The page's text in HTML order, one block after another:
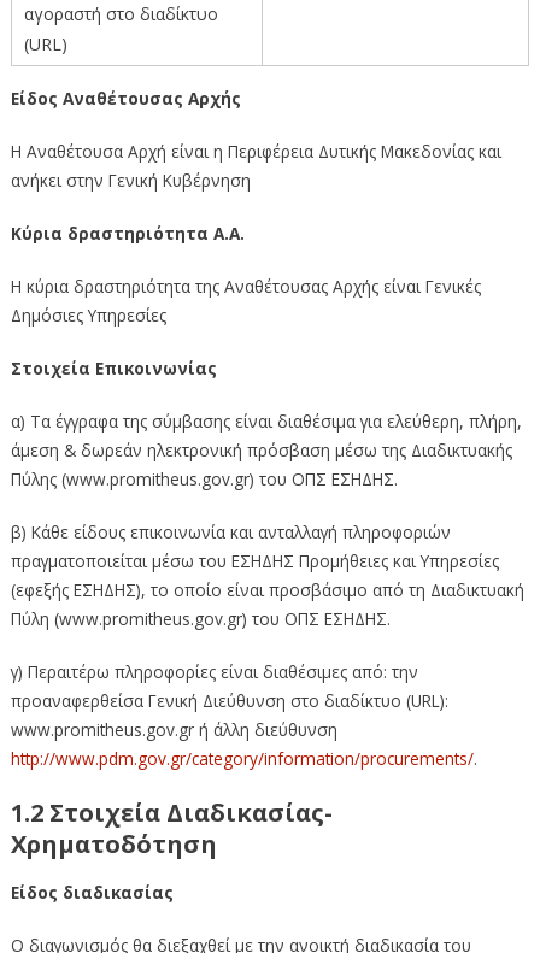
αγοραστή στο διαδίκτυο
(URL)
Είδος Αναθέτουσας Αρχής
Η Αναθέτουσα Αρχή είναι η Περιφέρεια Δυτικής Μακεδονίας και
ανήκει στην Γενική Κυβέρνηση
Κύρια δραστηριότητα Α.Α.
Η κύρια δραστηριότητα της Αναθέτουσας Αρχής είναι Γενικές
Δημόσιες Υπηρεσίες
Στοιχεία Επικοινωνίας
α) Τα έγγραφα της σύμβασης είναι διαθέσιμα για ελεύθερη, πλήρη,
άμεση & δωρεάν ηλεκτρονική πρόσβαση μέσω της Διαδικτυακής
Πύλης (www.promitheus.gov.gr) του ΟΠΣ ΕΣΗΔΗΣ.
β) Κάθε είδους επικοινωνία και ανταλλαγή πληροφοριών
πραγματοποιείται μέσω του ΕΣΗΔΗΣ Προμήθειες και Υπηρεσίες
(εφεξής ΕΣΗΔΗΣ), το οποίο είναι προσβάσιμο από τη Διαδικτυακή
Πύλη (www.promitheus.gov.gr) του ΟΠΣ ΕΣΗΔΗΣ.
γ) Περαιτέρω πληροφορίες είναι διαθέσιμες από: την
προαναφερθείσα Γενική Διεύθυνση στο διαδίκτυο (URL):
www.promitheus.gov.gr ή άλλη διεύθυνση
http://www.pdm.gov.gr/category/information/procurements/.
1.2 Στοιχεία Διαδικασίας-
Χρηματοδότηση
Είδος διαδικασίας
Ο διαγωνισμός θα διεξαχθεί με την ανοικτή διαδικασία του